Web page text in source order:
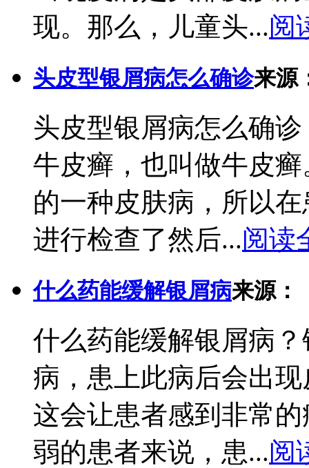
现。那么，儿童头...阅
头皮型银屑病怎么确诊来源
头皮型银屑病怎么确
牛皮癣，也叫做牛皮
的一种皮肤病，所以
进行检查了然后...阅读
什么药能缓解银屑病来源：
什么药能缓解银屑病
病，患上此病后会出
这会让患者感到非常
弱的患者来说，患...阅